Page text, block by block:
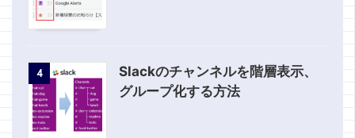
4
Slackのチャンネルを階層表示、
グループ化する方法